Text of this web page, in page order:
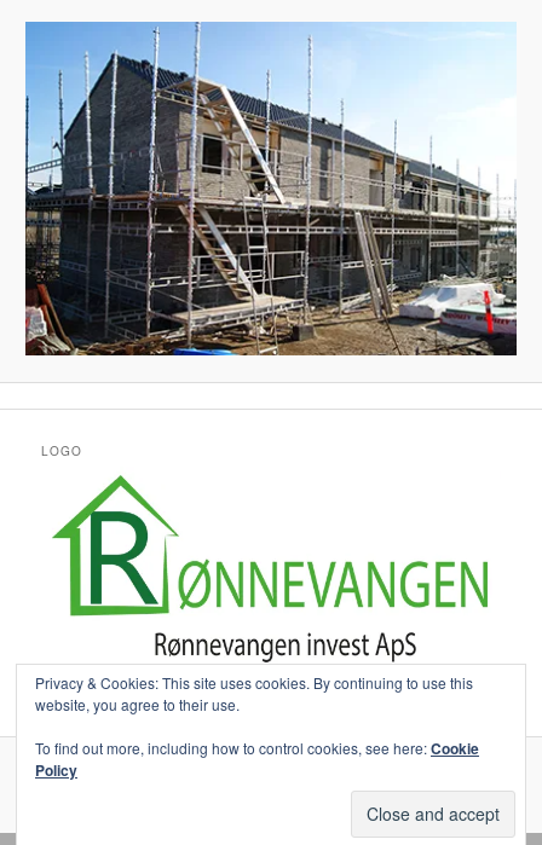
LOGO
Privacy & Cookies: This site uses cookies. By continuing to use this
website, you agree to their use.
To find out more, including how to control cookies, see here:Cookie
Policy